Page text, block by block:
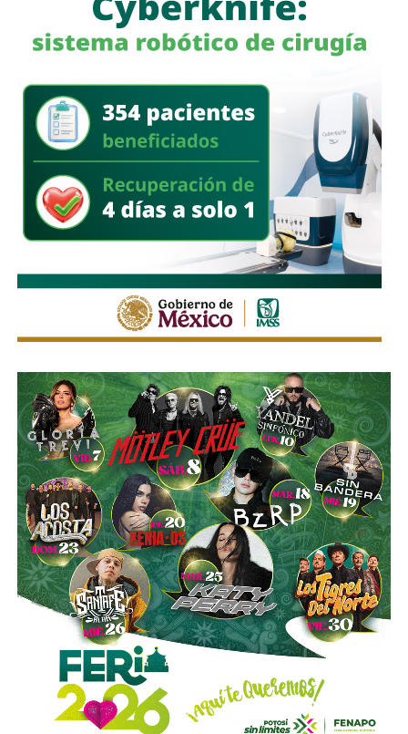
Con esta iniciativa se busca establecer que comete el
delito de incumplimiento de las obligaciones de
asistencia familiar quien se coloque intencionalmente en
estado de insolvencia con el propósito de eludir el
cumplimiento de las obligaciones alimentarias
establecidas por la ley.
La legislación establecerá que, salvo prueba en contrario,
se presumirá dicha intención cuando el deudor, sin causa
goce de sueldo, cuando este constituya su único o
principal medio para obtener ingresos.
Asimismo, se establecen sanciones para quienes, durante
un proceso judicial o existiendo una resolución firme,
enajenen intencionalmente de manera parcial o total sus
bienes con la finalidad de eludir obligaciones alimentarias.
De igual manera, se sancionará a quienes, teniendo
conocimiento de la existencia de una obligación
alimentaria o de un proceso judicial en curso, ayuden al
deudor a ocultar bienes, acepten figurar como titulares
aparentes de estos o realicen actos jurídicos simulados
con el propósito de evitar que se cumplan las
obligaciones alimentarias.
Para estas conductas se contempla una sanción de seis